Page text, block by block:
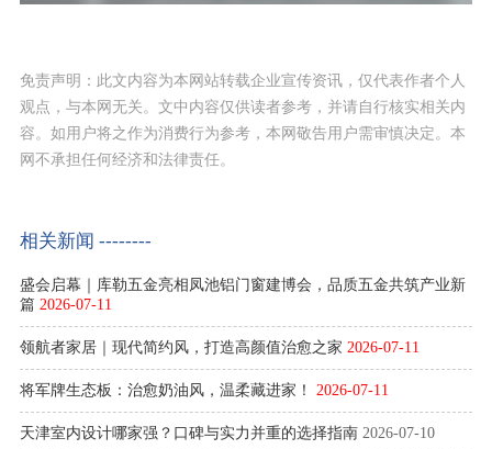
免责声明：此文内容为本网站转载企业宣传资讯，仅代表作者个人
观点，与本网无关。文中内容仅供读者参考，并请自行核实相关内
容。如用户将之作为消费行为参考，本网敬告用户需审慎决定。本
网不承担任何经济和法律责任。
相关新闻 --------
盛会启幕｜库勒五金亮相凤池铝门窗建博会，品质五金共筑产业新
篇 2026-07-11
领航者家居｜现代简约风，打造高颜值治愈之家 2026-07-11
将军牌生态板：治愈奶油风，温柔藏进家！ 2026-07-11
天津室内设计哪家强？口碑与实力并重的选择指南 2026-07-10